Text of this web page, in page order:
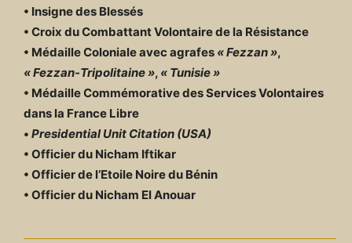
• Insigne des Blessés
• Croix du Combattant Volontaire de la Résistance
• Médaille Coloniale avec agrafes « Fezzan »,
« Fezzan-Tripolitaine », « Tunisie »
• Médaille Commémorative des Services Volontaires
dans la France Libre
• Presidential Unit Citation (USA)
• Officier du Nicham Iftikar
• Officier de l’Etoile Noire du Bénin
• Officier du Nicham El Anouar